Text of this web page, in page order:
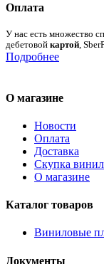
Оплата
У нас есть множество
дебетовой картой,
Подробнее
О магазине
Новости
Оплата
Доставка
Скупка
О магазине
Каталог товаров
Виниловые
Документы